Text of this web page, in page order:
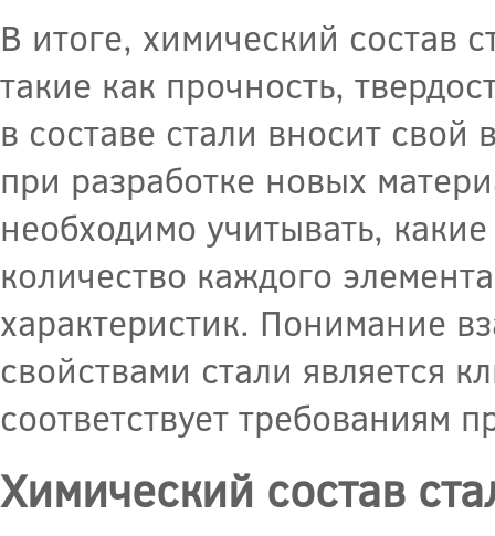
В итоге, химический состав
такие как прочность,
в составе стали вносит
при разработке новых
необходимо учитывать,
количество каждого
характеристик. Понимание
свойствами стали является
соответствует требованиям
Химический состав